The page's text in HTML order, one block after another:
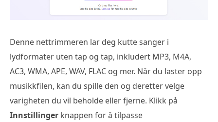
Denne nettrimmeren lar deg kutte sanger i
lydformater uten tap og tap, inkludert MP3, M4A,
AC3, WMA, APE, WAV, FLAC og mer. Når du laster opp
musikkfilen, kan du spille den og deretter velge
varigheten du vil beholde eller fjerne. Klikk på
Innstillinger knappen for å tilpasse